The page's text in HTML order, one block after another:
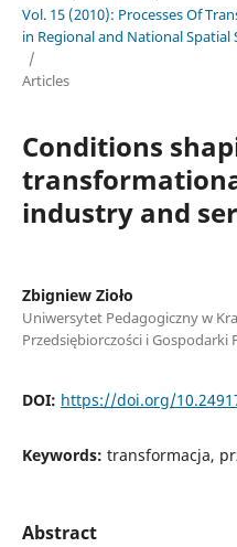
Vol. 15 (2010): Processes Of
in Regional and National Spatial
/
Articles
Conditions
industry and
Zbigniew Zioło
Uniwersytet Pedagogiczny w
Przedsiębiorczości i Gospodarki
DOI: https://doi.org/
Keywords: transformacja,
Abstract